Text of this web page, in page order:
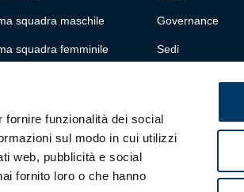
funzionalità dei social
sul modo in cui utilizzi
web, pubblicità e social
fornito loro o che hanno
squadra maschile
squadra femminile
Academy
Camp
Governance
Sedi